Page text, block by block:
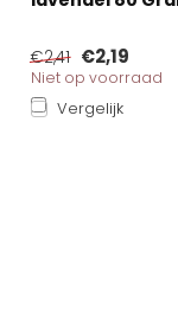
€2,41 €2,19
Niet op voorraad
Vergelijk